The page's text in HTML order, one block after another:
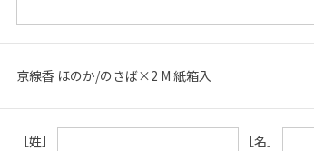
京線香 ほのか/のきば×2 M 紙箱入
［姓］ ［名］